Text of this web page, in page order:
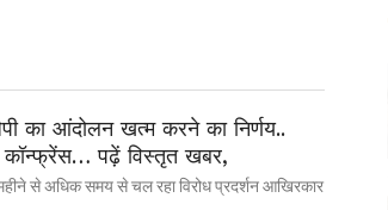
का आंदोलन खत्म करने का निर्णय..
पढ़ें विस्तृत खबर,
से अधिक समय से चल रहा विरोध प्रदर्शन आखिरकार